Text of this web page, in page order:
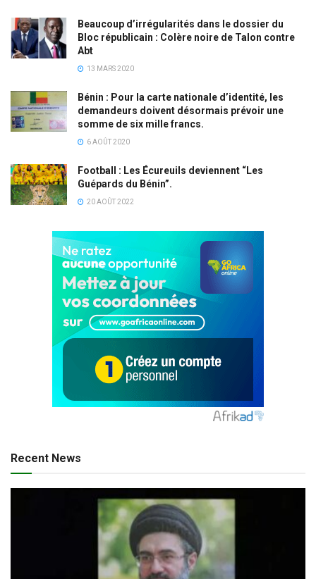
Beaucoup d’irrégularités dans le dossier du
Bloc républicain : Colère noire de Talon contre
Abt
13 MARS 2020
Bénin : Pour la carte nationale d’identité, les
demandeurs doivent désormais prévoir une
somme de six mille francs.
6 AOÛT 2020
Football : Les Écureuils deviennent “Les
Guépards du Bénin”.
20 AOÛT 2022
Recent News